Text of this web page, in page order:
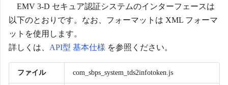
EMV 3-D セキュア認証システムのインターフェースは
以下のとおりです。なお、フォーマットは XML フォーマ
ットを使用します。
詳しくは、 API型 基本仕様 を参照ください。
ファイル com_sbps_system_tds2infotoken.js